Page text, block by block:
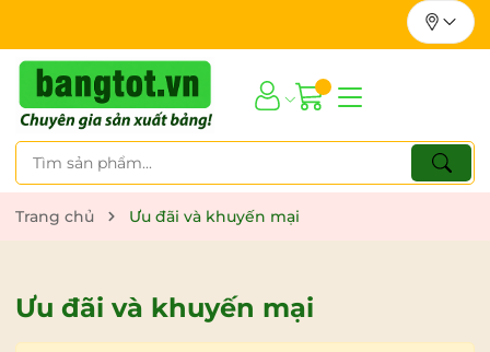
Trang chủ Ưu đãi và khuyến mại
Ưu đãi và khuyến mại